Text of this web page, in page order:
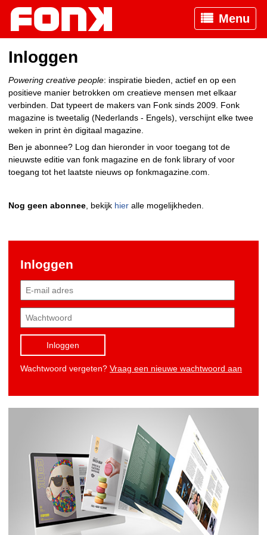
Menu
Inloggen
Powering creative people: inspiratie bieden, actief en op een
positieve manier betrokken om creatieve mensen met elkaar
verbinden. Dat typeert de makers van Fonk sinds 2009. Fonk
magazine is tweetalig (Nederlands - Engels), verschijnt elke twee
weken in print èn digitaal magazine.
Ben je abonnee? Log dan hieronder in voor toegang tot de
nieuwste editie van fonk magazine en de fonk library of voor
toegang tot het laatste nieuws op fonkmagazine.com.
Nog geen abonnee , bekijk hier alle mogelijkheden.
Inloggen
Inloggen
Wachtwoord vergeten? Vraag een nieuwe wachtwoord aan